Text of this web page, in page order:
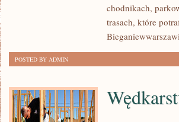
chodnikach,
trasach, które
POSTED BY ADMIN